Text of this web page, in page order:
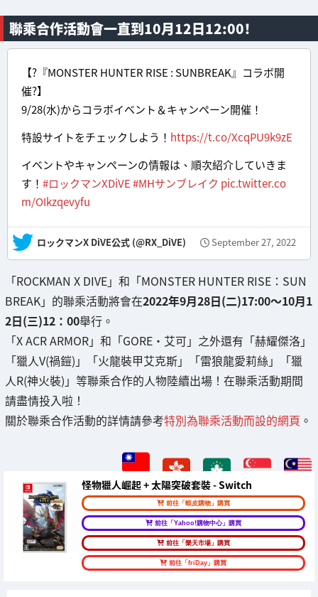
聯乘合作活動會一直到10月12日12:00！
【?『MONSTER HUNTER RISE : SUNBREAK』コラボ開
催?】
9/28(水)からコラボイベント＆キャンペーン開催！
特設サイトをチェックしよう！ https://t.co/XcqPU9k9zE
イベントやキャンペーンの情報は、順次紹介していきま
す！ #ロックマンXDiVE#MHサンブレイク pic.twitter.co
m/OIkzqevyfu
— ロックマンX DiVE公式 (@RX_DiVE) September 27, 2022
「ROCKMAN X DIVE」和「MONSTER HUNTER RISE：SUN
BREAK」的聯乘活動將會在2022年9月28日(二)17:00～10月1
2日(三)12：00舉行。
「X ACR ARMOR」和「GORE・艾可」之外還有「赫耀傑洛」
「獵人V(禍鎧)」「火龍裝甲艾克斯」「雷狼龍愛莉絲」「獵
人R(神火裝)」等聯乘合作的人物陸續出場！在聯乘活動期間
請盡情投入啦！
關於聯乘合作活動的詳情請參考特別為聯乘活動而設的網頁 。
怪物獵人崛起 + 太陽突破套裝 - Switch
前往「蝦皮購物」購買
前往「Yahoo!購物中心」購買
前往「樂天市場」購買
前往「friDay」購買